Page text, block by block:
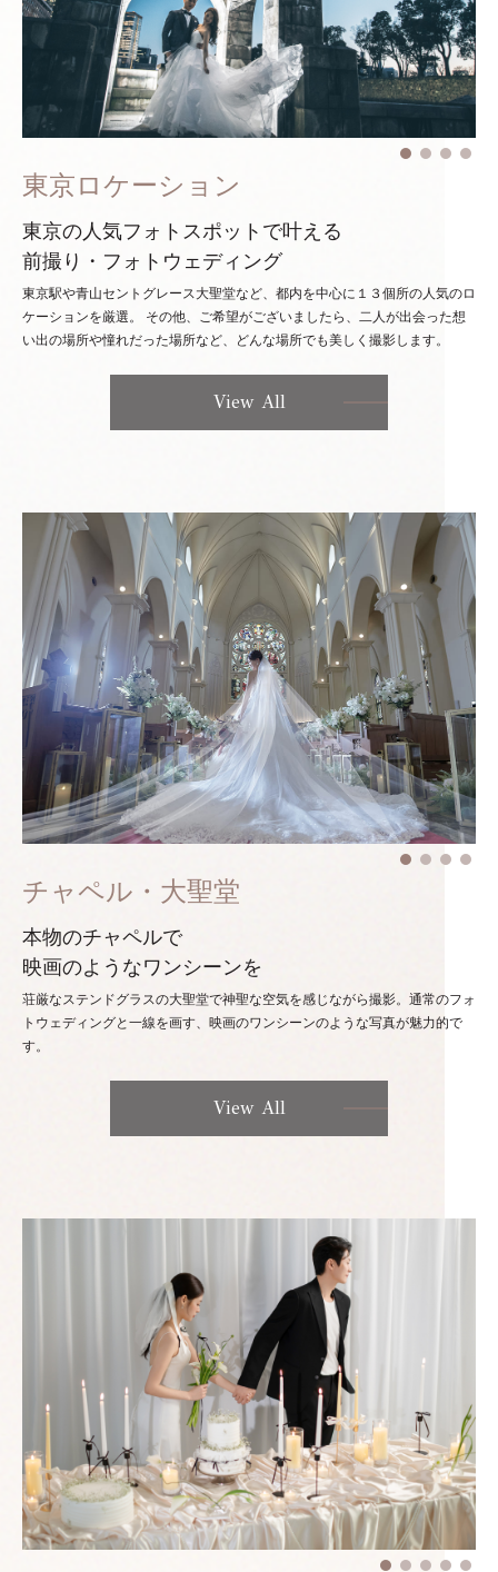
東京ロケーション
東京の人気フォトスポットで叶える
前撮り・フォトウェディング
東京駅や青山セントグレース大聖堂など、都内を中心に１３個所の人気のロ
ケーションを厳選。 その他、ご希望がございましたら、二人が出会った想
い出の場所や憧れだった場所など、どんな場所でも美しく撮影します。
View All
チャペル・大聖堂
本物のチャペルで
映画のようなワンシーンを
荘厳なステンドグラスの大聖堂で神聖な空気を感じながら撮影。通常のフォ
トウェディングと一線を画す、映画のワンシーンのような写真が魅力的で
す。
View All